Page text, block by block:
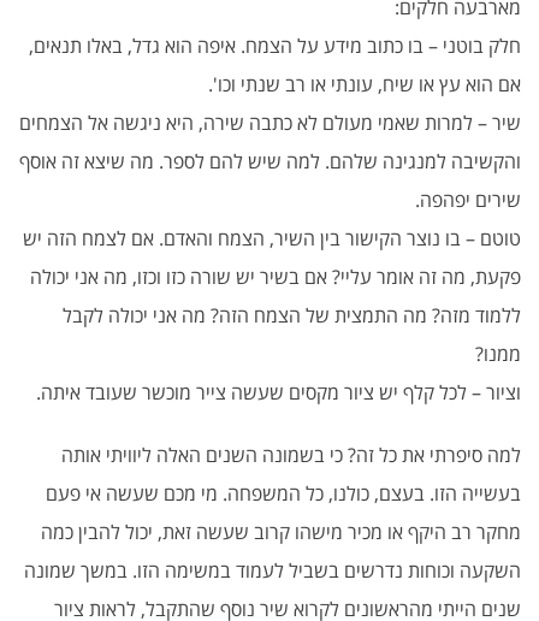
מארבעה חלקים:
חלק בוטני – בו כתוב מידע על הצמח. איפה הוא גדל, באלו תנאים,
אם הוא עץ או שיח, עונתי או רב שנתי וכו'.
שיר – למרות שאמי מעולם לא כתבה שירה, היא ניגשה אל הצמחים
והקשיבה למנגינה שלהם. למה שיש להם לספר. מה שיצא זה אוסף
שירים יפהפה.
טוטם – בו נוצר הקישור בין השיר, הצמח והאדם. אם לצמח הזה יש
פקעת, מה זה אומר עליי? אם בשיר יש שורה כזו וכזו, מה אני יכולה
ללמוד מזה? מה התמצית של הצמח הזה? מה אני יכולה לקבל
ממנו?
וציור – לכל קלף יש ציור מקסים שעשה צייר מוכשר שעובד איתה.
למה סיפרתי את כל זה? כי בשמונה השנים האלה ליוויתי אותה
בעשייה הזו. בעצם, כולנו, כל המשפחה. מי מכם שעשה אי פעם
מחקר רב היקף או מכיר מישהו קרוב שעשה זאת, יכול להבין כמה
השקעה וכוחות נדרשים בשביל לעמוד במשימה הזו. במשך שמונה
שנים הייתי מהראשונים לקרוא שיר נוסף שהתקבל, לראות ציור